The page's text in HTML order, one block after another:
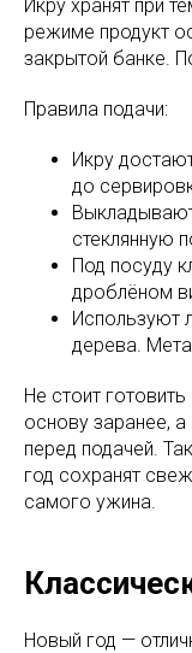
Икру хранят при
режиме продукт
закрытой банке.
Правила подачи:
Икру
до
стеклянную
Под посуду
дроблёном
Используют
дерева.
Не стоит
основу заранее,
перед подачей.
год сохранят
самого ужина.
Новый год —